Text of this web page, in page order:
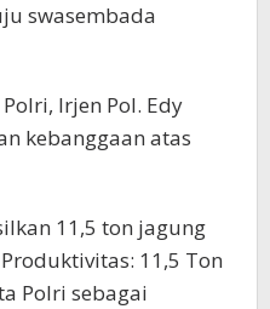
swasembada
Irjen Pol. Edy
kebanggaan atas
11,5 ton jagung
11,5 Ton
Polri sebagai